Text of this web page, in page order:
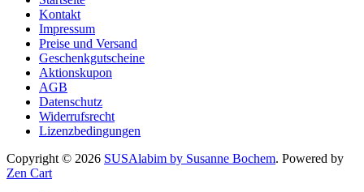
Kontakt
Impressum
Preise und Versand
Geschenkgutscheine
Aktionskupon
AGB
Datenschutz
Widerrufsrecht
Lizenzbedingungen
Copyright © 2026 SUSAlabim by Susanne Bochem. Powered by
Zen Cart